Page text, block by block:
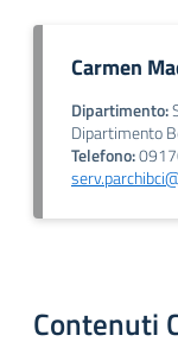
Carmen
Dipartimento:
Dipartimento
Telefono:
Contenuti